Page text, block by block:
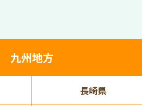
九州地方
長崎県